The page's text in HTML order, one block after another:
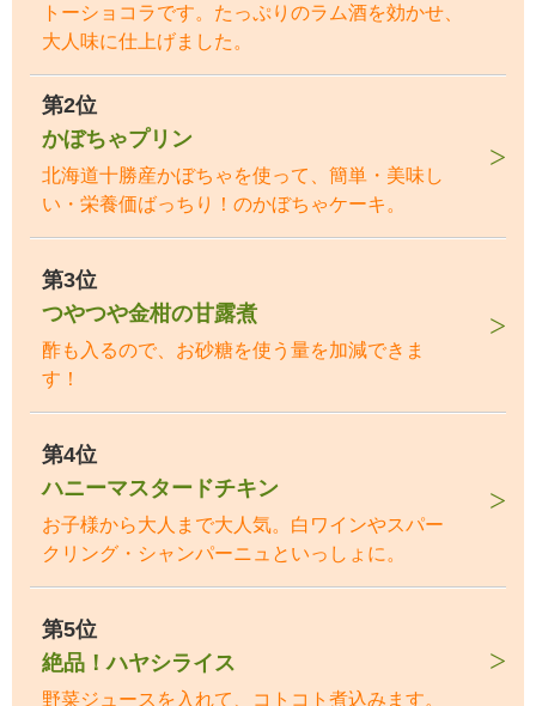
トーショコラです。たっぷりのラム酒を効かせ、
大人味に仕上げました。
第2位
かぼちゃプリン
北海道十勝産かぼちゃを使って、簡単・美味し
い・栄養価ばっちり！のかぼちゃケーキ。
第3位
つやつや金柑の甘露煮
酢も入るので、お砂糖を使う量を加減できま
す！
第4位
ハニーマスタードチキン
お子様から大人まで大人気。白ワインやスパー
クリング・シャンパーニュといっしょに。
第5位
絶品！ハヤシライス
野菜ジュースを入れて、コトコト煮込みます。